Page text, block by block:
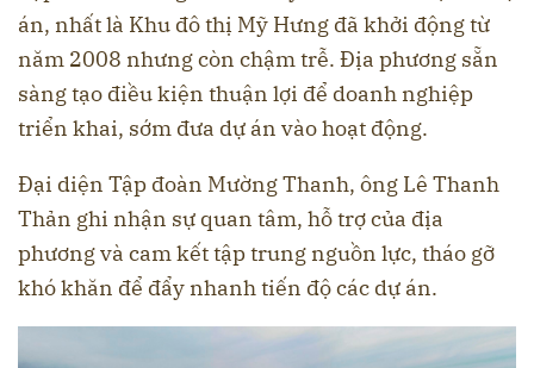
án, nhất là Khu đô thị Mỹ Hưng đã khởi động từ
năm 2008 nhưng còn chậm trễ. Địa phương sẵn
sàng tạo điều kiện thuận lợi để doanh nghiệp
triển khai, sớm đưa dự án vào hoạt động.
Đại diện Tập đoàn Mường Thanh, ông Lê Thanh
Thản ghi nhận sự quan tâm, hỗ trợ của địa
phương và cam kết tập trung nguồn lực, tháo gỡ
khó khăn để đẩy nhanh tiến độ các dự án.